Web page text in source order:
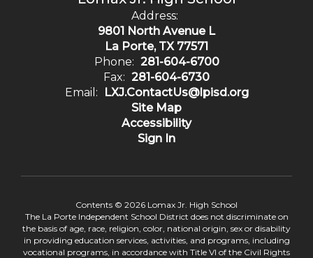
Address:
9801 North Avenue L
La Porte, TX 77571
Phone: 281-604-6700
Fax: 281-604-6730
Email:
LXJ.ContactUs@lpisd.org
Site Map
Accessibility
Sign In
Contents © 2026 Lomax Jr. High School
The La Porte Independent School District does not discriminate on
the basis of age, race, religion, color, national origin, sex or disability
in providing education services, activities, and programs, including
vocational programs, in accordance with Title VI of the Civil Rights